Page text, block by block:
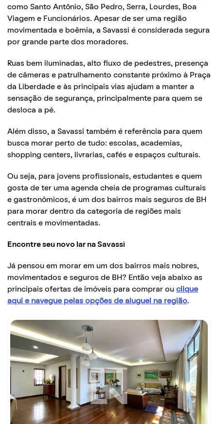
como Santo Antônio, São Pedro, Serra, Lourdes, Boa
Viagem e Funcionários. Apesar de ser uma região
movimentada e boêmia, a Savassi é considerada segura
por grande parte dos moradores.
Ruas bem iluminadas, alto fluxo de pedestres, presença
de câmeras e patrulhamento constante próximo à Praça
da Liberdade e às principais vias ajudam a manter a
sensação de segurança, principalmente para quem se
desloca a pé.
Além disso, a Savassi também é referência para quem
busca morar perto de tudo: escolas, academias,
shopping centers, livrarias, cafés e espaços culturais.
Ou seja, para jovens profissionais, estudantes e quem
gosta de ter uma agenda cheia de programas culturais
e gastronômicos, é um dos bairros mais seguros de BH
para morar dentro da categoria de regiões mais
centrais e movimentadas.
Encontre seu novo lar na Savassi
Já pensou em morar em um dos bairros mais nobres,
movimentados e seguros de BH? Então veja abaixo as
principais ofertas de imóveis para comprar ou clique
aqui e navegue pelas opções de aluguel na região.